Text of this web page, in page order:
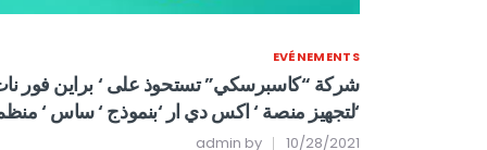
EVÉNEMENTS
شركة “كاسبرسكي” تستحوذ على ‘ براين فور
‘لتجهيز منصة ‘ اكس دي ار ‘بنموذج ‘ ساس ‘
10/28/2021
admin